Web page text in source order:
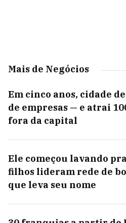
Mais de Negócios
Em cinco anos, cidade
de empresas — e atrai
fora da capital
Ele começou lavando
filhos lideram rede de
que leva seu nome